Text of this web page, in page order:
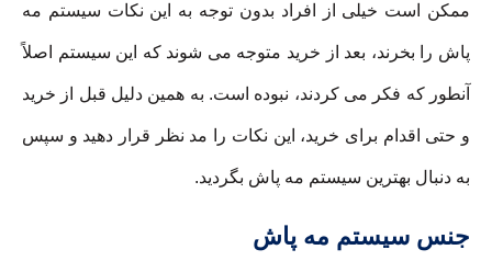
ممکن است خیلی از افراد بدون توجه به این نکات سیستم مه
پاش را بخرند، بعد از خرید متوجه می شوند که این سیستم اصلاً
آنطور که فکر می کردند، نبوده است. به همین دلیل قبل از خرید
و حتی اقدام برای خرید، این نکات را مد نظر قرار دهید و سپس
به دنبال بهترین سیستم مه پاش بگردید.
جنس سیستم مه پاش